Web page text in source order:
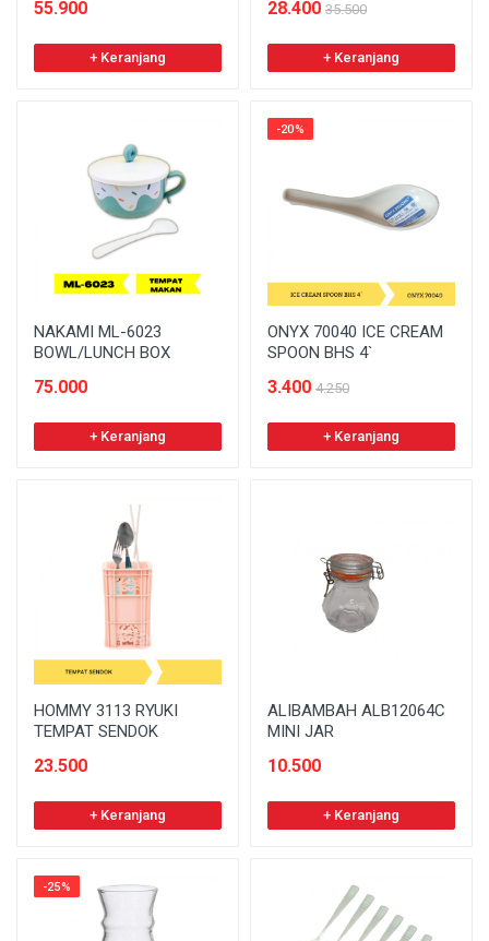
55.900
+ Keranjang
28.400 35.500
+ Keranjang
NAKAMI ML-6023
BOWL/LUNCH BOX
75.000
+ Keranjang
-20%
ONYX 70040 ICE CREAM
SPOON BHS 4`
3.400 4.250
+ Keranjang
HOMMY 3113 RYUKI
TEMPAT SENDOK
23.500
+ Keranjang
ALIBAMBAH ALB12064C
MINI JAR
10.500
+ Keranjang
-25%